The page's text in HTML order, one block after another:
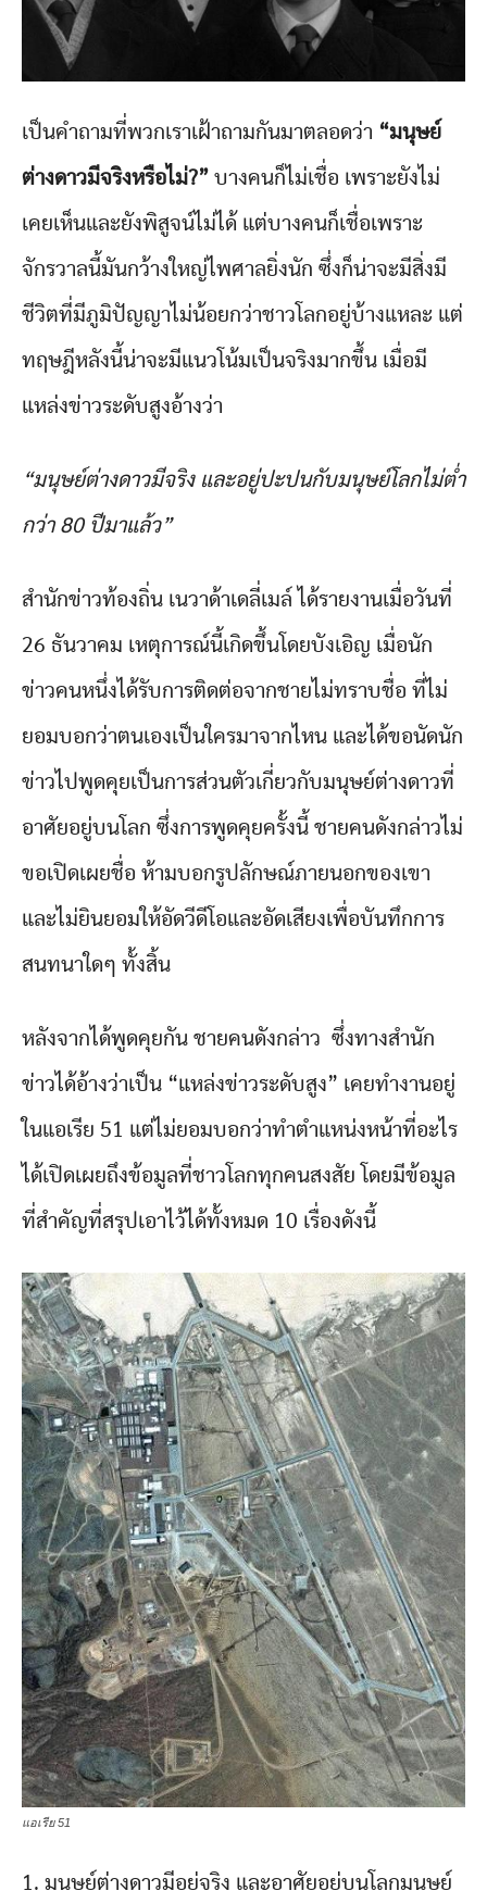
เป็นคำถามที่พวกเราเฝ้าถามกันมาตลอดว่า “มนุษย์
ต่างดาวมีจริงหรือไม่?” บางคนก็ไม่เชื่อ เพราะยังไม่
เคยเห็นและยังพิสูจน์ไม่ได้ แต่บางคนก็เชื่อเพราะ
จักรวาลนี้มันกว้างใหญ่ไพศาลยิ่งนัก ซึ่งก็น่าจะมีสิ่งมี
ชีวิตที่มีภูมิปัญญาไม่น้อยกว่าชาวโลกอยู่บ้างแหละ แต่
ทฤษฎีหลังนี้น่าจะมีแนวโน้มเป็นจริงมากขึ้น เมื่อมี
แหล่งข่าวระดับสูงอ้างว่า
“มนุษย์ต่างดาวมีจริง และอยู่ปะปนกับมนุษย์โลกไม่ต่ำ
กว่า 80 ปีมาแล้ว”
สำนักข่าวท้องถิ่น เนวาด้าเดลี่เมล์ ได้รายงานเมื่อวันที่
26 ธันวาคม เหตุการณ์นี้เกิดขึ้นโดยบังเอิญ เมื่อนัก
ข่าวคนหนึ่งได้รับการติดต่อจากชายไม่ทราบชื่อ ที่ไม่
ยอมบอกว่าตนเองเป็นใครมาจากไหน และได้ขอนัดนัก
ข่าวไปพูดคุยเป็นการส่วนตัวเกี่ยวกับมนุษย์ต่างดาวที่
อาศัยอยู่บนโลก ซึ่งการพูดคุยครั้งนี้ ชายคนดังกล่าวไม่
ขอเปิดเผยชื่อ ห้ามบอกรูปลักษณ์ภายนอกของเขา
และไม่ยินยอมให้อัดวีดีโอและอัดเสียงเพื่อบันทึกการ
สนทนาใดๆ ทั้งสิ้น
หลังจากได้พูดคุยกัน ชายคนดังกล่าว ซึ่งทางสำนัก
ข่าวได้อ้างว่าเป็น “แหล่งข่าวระดับสูง” เคยทำงานอยู่
ในแอเรีย 51 แต่ไม่ยอมบอกว่าทำตำแหน่งหน้าที่อะไร
ได้เปิดเผยถึงข้อมูลที่ชาวโลกทุกคนสงสัย โดยมีข้อมูล
ที่สำคัญที่สรุปเอาไว้ได้ทั้งหมด 10 เรื่องดังนี้
แอเรีย 51
1. มนุษย์ต่างดาวมีอยู่จริง และอาศัยอยู่บนโลกมนุษย์